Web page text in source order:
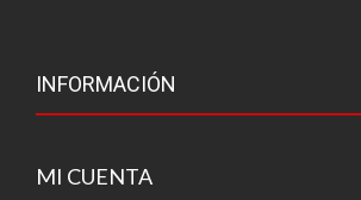
INFORMACIÓN
MI CUENTA